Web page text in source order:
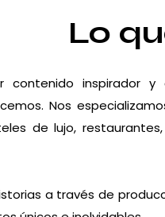
Lo
contenido inspirador
Nos
de lujo,
a través de